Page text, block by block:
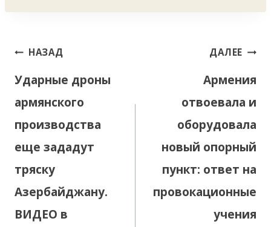
Навигация
записям
НАЗАД
Ударные дроны
армянского
производства
еще зададут
тряску
Азербайджану.
ВИДЕО в
ДАЛЕЕ
Армения
отвоевала и
оборудовала
новый опорный
пункт: ответ на
провокационные
учения